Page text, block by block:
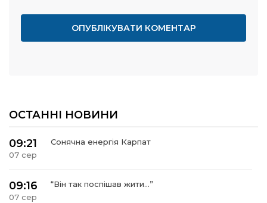
ОСТАННІ НОВИНИ
09:21
07 сер
Сонячна енергія Карпат
09:16
07 сер
“Він так поспішав жити…”